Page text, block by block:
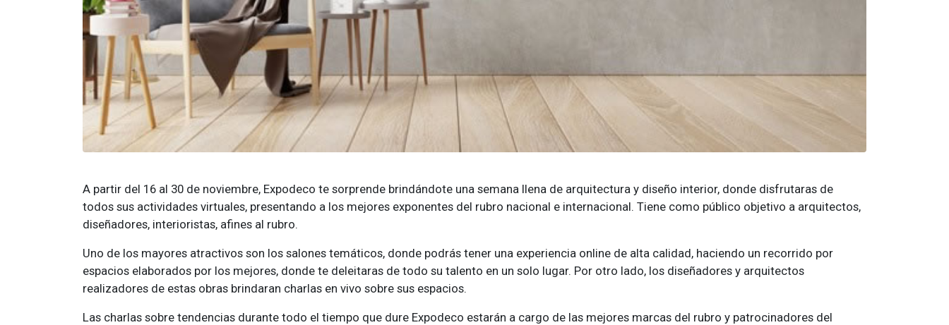
A partir del 16 al 30 de noviembre, Expodeco te sorprende brindándote una semana llena de arquitectura y diseño interior, donde disfrutaras de
todos sus actividades virtuales, presentando a los mejores exponentes del rubro nacional e internacional. Tiene como público objetivo a arquitectos,
diseñadores, interioristas, afines al rubro.
Uno de los mayores atractivos son los salones temáticos, donde podrás tener una experiencia online de alta calidad, haciendo un recorrido por
espacios elaborados por los mejores, donde te deleitaras de todo su talento en un solo lugar. Por otro lado, los diseñadores y arquitectos
realizadores de estas obras brindaran charlas en vivo sobre sus espacios.
Las charlas sobre tendencias durante todo el tiempo que dure Expodeco estarán a cargo de las mejores marcas del rubro y patrocinadores del